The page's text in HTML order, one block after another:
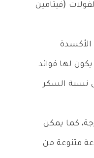
(فيتامين
الأكسدة
يكون لها فوائد
نسبة السكر
كما يمكن
متنوعة من